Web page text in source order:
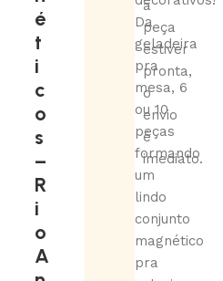
é
t
i
c
o
s
–
R
i
o
A
a
peça
estiver
pronta,
o
envio
é
imediato.
Da
geladeira
pra
mesa, 6
ou 10
peças
formando
um
lindo
conjunto
magnético
pra